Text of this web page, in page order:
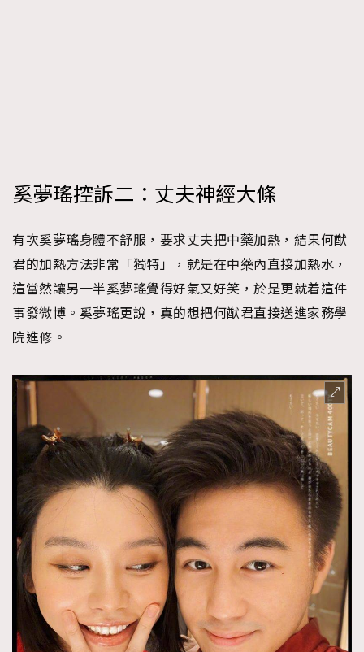
奚夢瑤控訴二：丈夫神經大條
有次奚夢瑤身體不舒服，要求丈夫把中藥加熱，結果何猷
君的加熱方法非常「獨特」，就是在中藥內直接加熱水，
這當然讓另一半奚夢瑤覺得好氣又好笑，於是更就着這件
事發微博。奚夢瑤更說，真的想把何猷君直接送進家務學
院進修。